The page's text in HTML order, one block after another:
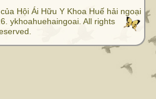
Hội Ái Hữu Y Khoa Huế hải ngoại
ykhoahuehaingoai. All rights